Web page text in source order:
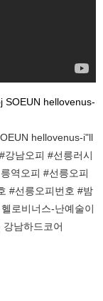
hellovenus-i"ll
남오피 #선릉러시
역오피 #선릉오피
#선릉오피번호 #밤
로비너스-난예술이
남하드코어